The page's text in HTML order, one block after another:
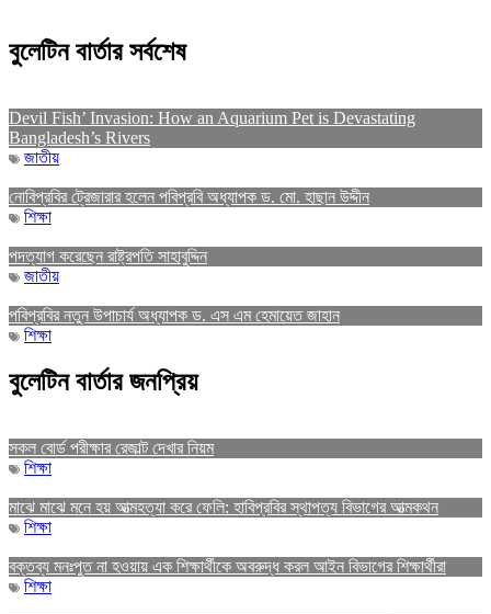
বুলেটিন বার্তার সর্বশেষ
Devil Fish’ Invasion: How an Aquarium Pet is Devastating
Bangladesh’s Rivers
জাতীয়
নোবিপ্রবির ট্রেজারার হলেন পবিপ্রবি অধ্যাপক ড. মো. হাছান উদ্দীন
শিক্ষা
পদত্যাগ করেছেন রাষ্ট্রপতি সাহাবুদ্দিন
জাতীয়
পবিপ্রবির নতুন উপাচার্য অধ্যাপক ড. এস এম হেমায়েত জাহান
শিক্ষা
বুলেটিন বার্তার জনপ্রিয়
সকল বোর্ড পরীক্ষার রেজাল্ট দেখার নিয়ম
শিক্ষা
মাঝে মাঝে মনে হয় আত্মহত্যা করে ফেলি: হাবিপ্রবির স্থাপত্য বিভাগের আত্মকথন
শিক্ষা
বক্তব্য মনঃপুত না হওয়ায় এক শিক্ষার্থীকে অবরুদ্ধ করল আইন বিভাগের শিক্ষার্থীরা
শিক্ষা